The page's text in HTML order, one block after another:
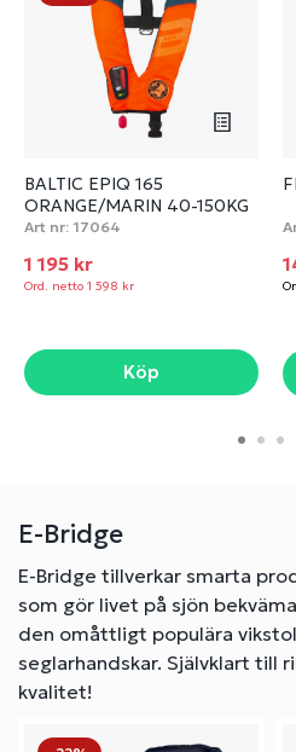
BALTIC EPIQ 165
ORANGE/MARIN 40-150KG
Art nr: 17064
1 195 kr
Ord. netto 1 598 kr
Köp
E-Bridge
E-Bridge tillverkar smarta
som gör livet på sjön
den omåttligt populära
seglarhandskar. Självklart till
kvalitet!